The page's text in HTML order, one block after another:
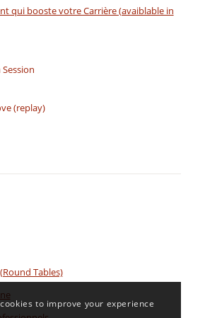
qui booste votre Carrière (avaiblable in
(replay)
Tables)
to improve your experience